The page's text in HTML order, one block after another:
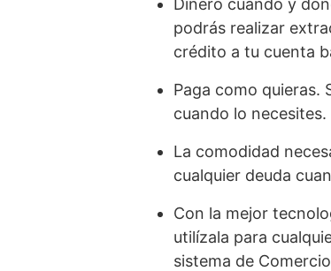
podrás realizar
crédito a tu cuenta
Paga como quieras.
cuando lo necesites.
La comodidad
cualquier deuda
Con la mejor
utilízala para
sistema de